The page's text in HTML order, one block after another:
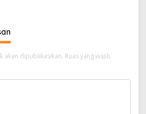
akan dipublikasikan. Ruas yang wajib